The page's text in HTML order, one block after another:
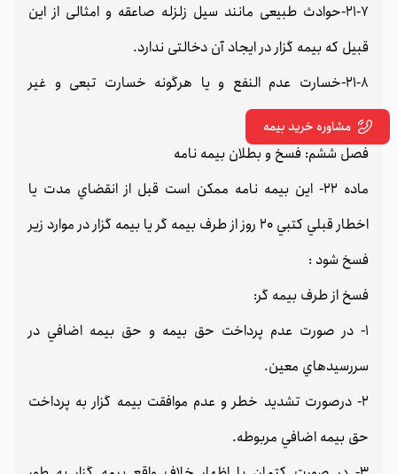
21-7-حوادث طبیعی مانند سیل زلزله صاعقه و امثالی از این
قبیل که بیمه گزار در ایجاد آن دخالتی ندارد.
21-8-خسارت عدم النفع و یا هرگونه خسارت تبعی و غیر
مستقیم.
فصل ششم: فسخ و بطلان بیمه نامه
ماده 22- اين بيمه نامه ممكن است قبل از انقضاي مدت يا
اخطار قبلي كتبي 20 روز از طرف بيمه گر يا بيمه گزار در موارد زير
فسخ شود :
فسخ از طرف بيمه گر:
1- در صورت عدم پرداخت حق بيمه و حق بيمه اضافي در
سررسيدهاي معين.
2- درصورت تشديد خطر و عدم موافقت بيمه گزار به پرداخت
حق بيمه اضافي مربوطه.
مشاوره خرید بیمه